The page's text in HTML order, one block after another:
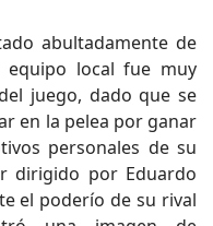
abultadamente de
equipo local fue muy
juego, dado que se
en la pelea por ganar
personales de su
dirigido por Eduardo
el poderío de su rival